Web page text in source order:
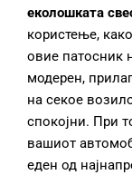
еколошката
користење,
овие патосник
модерен,
на секое
спокојни. При
вашиот
еден од